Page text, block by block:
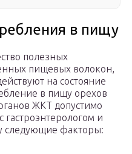
в пищу
полезных
пищевых волокон,
на состояние
в пищу орехов
ЖКТ допустимо
гастроэнтерологом и
следующие факторы: